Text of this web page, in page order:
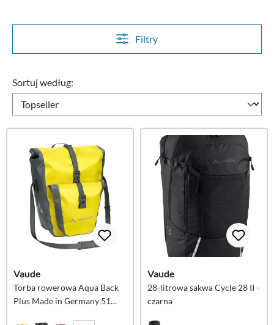
Filtry
Sortuj według:
Vaude
Torba rowerowa Aqua Back
Plus Made in Germany 51
Vaude
28-litrowa sakwa Cycle 28 II -
czarna